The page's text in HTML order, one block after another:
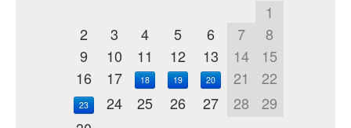
1
2
3 4 5 6 7
8
9
10 11 12 13 14
15
16
17 18 19 20 21 22
23 24 25 26 27 28
29